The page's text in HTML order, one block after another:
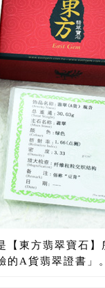
【東方翡翠寶石
的A貨翡翠證書」